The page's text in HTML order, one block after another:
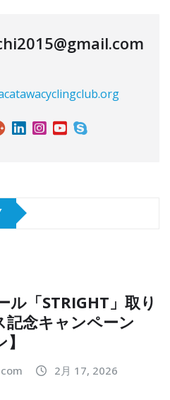
「STRIGHT」取り
記念キャンペーン
2月 17, 2026